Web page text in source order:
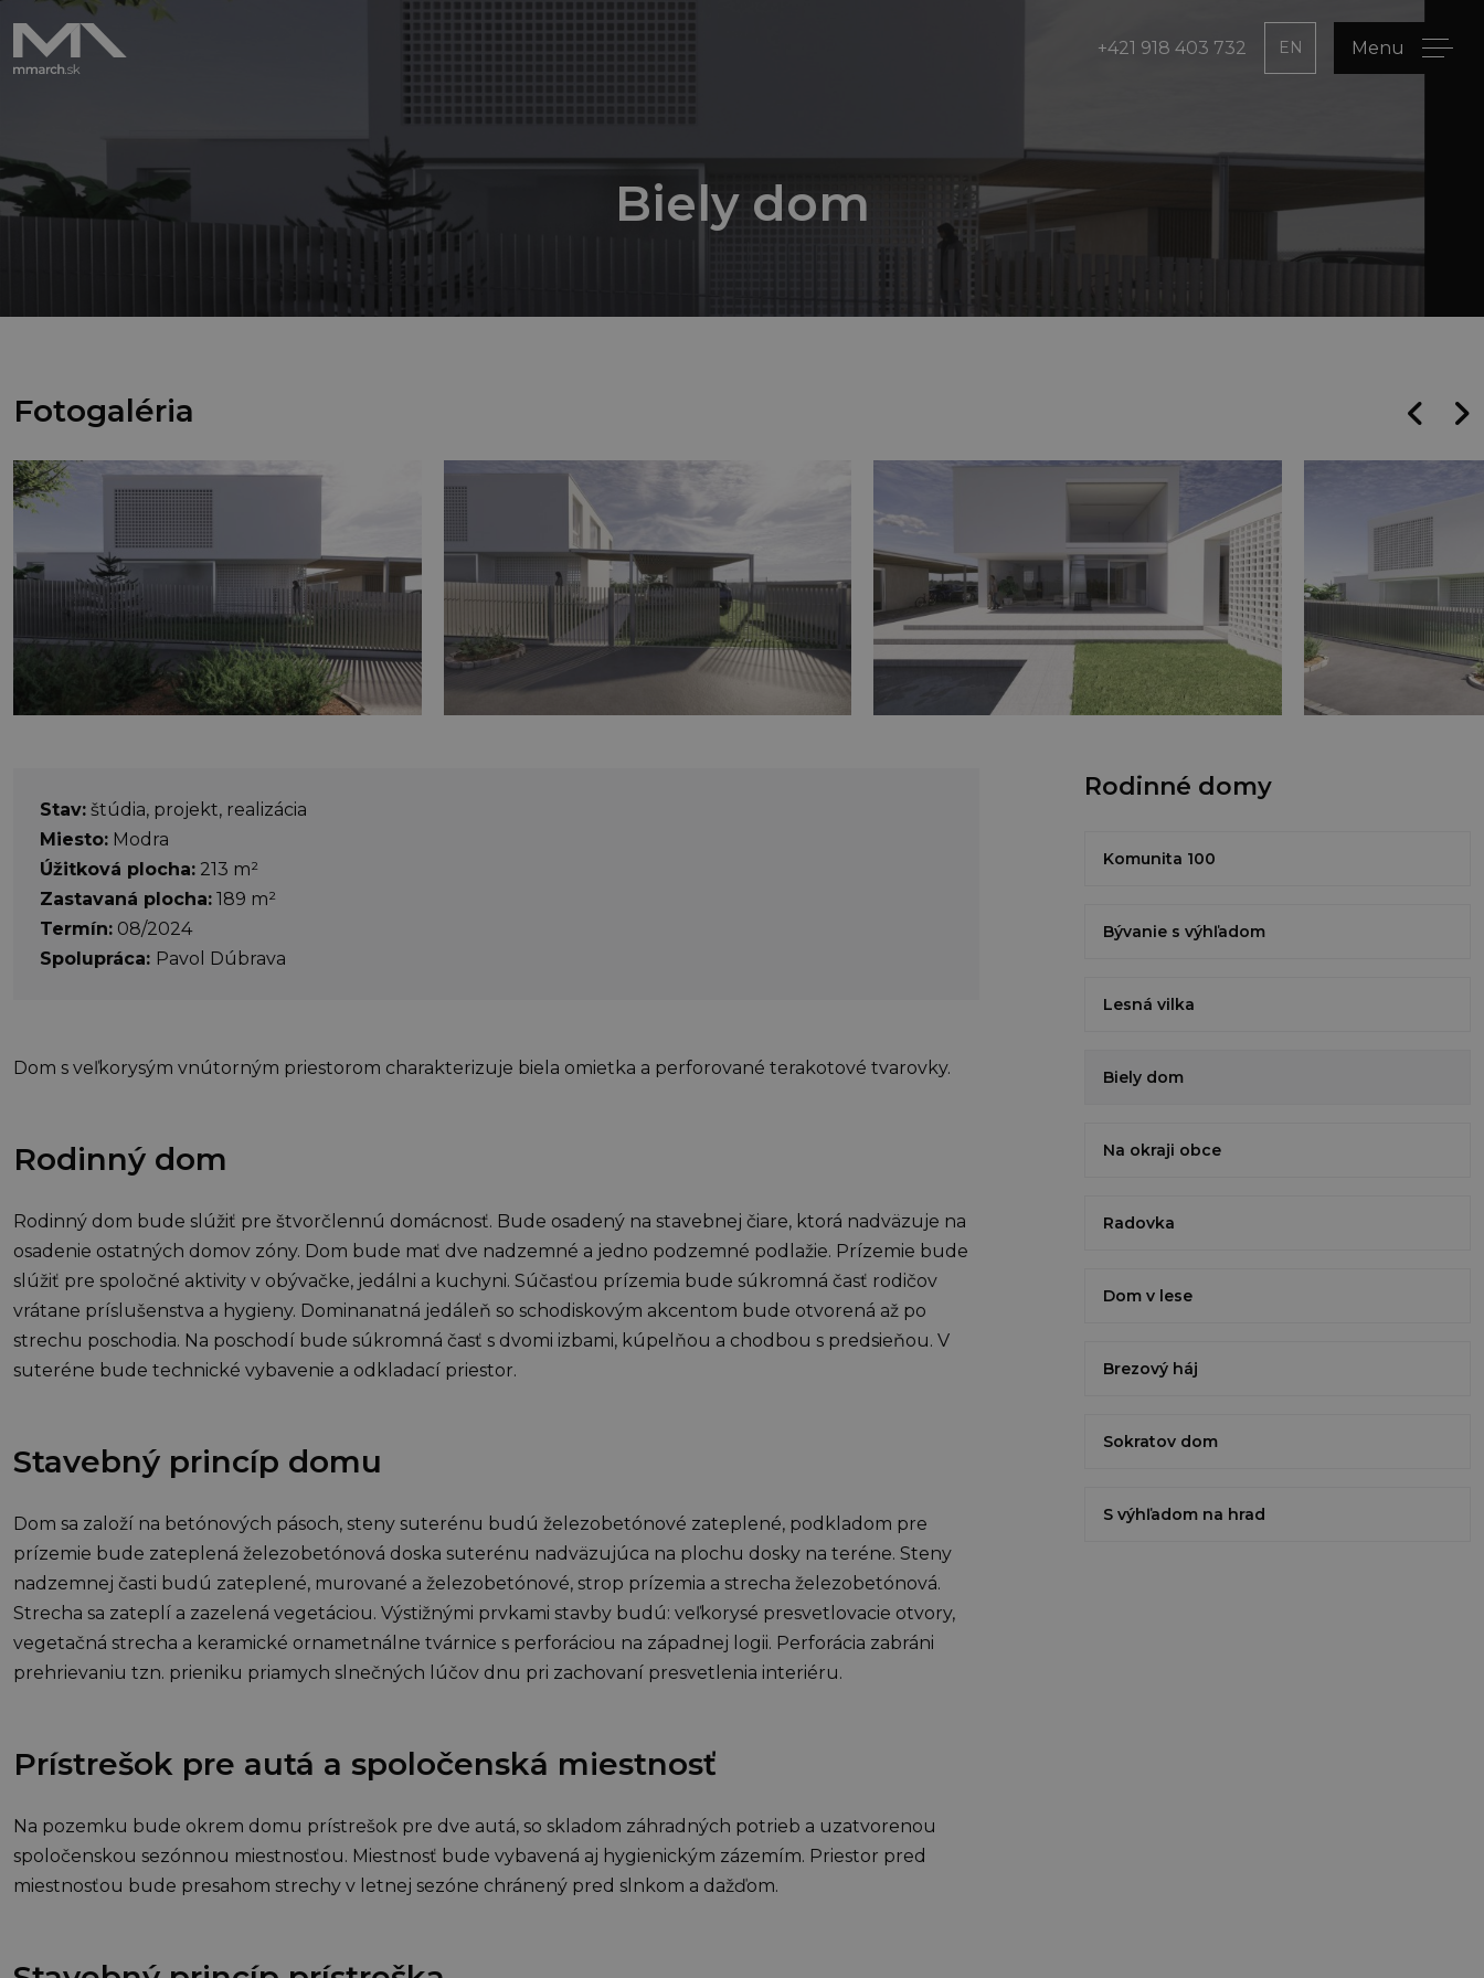
+421 918 403 732 Menu
EN
Biely dom
Fotogaléria
Stav: štúdia, projekt, realizácia
Miesto: Modra
Úžitková plocha: 213 m²
Zastavaná plocha: 189 m²
Termín: 08/2024
Spolupráca: Pavol Dúbrava
Dom s veľkorysým vnútorným priestorom charakterizuje biela omietka a perforované terakotové tvarovky.
Rodinný dom
Rodinný dom bude slúžiť pre štvorčlennú domácnosť. Bude osadený na stavebnej čiare, ktorá nadväzuje na
osadenie ostatných domov zóny. Dom bude mať dve nadzemné a jedno podzemné podlažie. Prízemie bude
slúžiť pre spoločné aktivity v obývačke, jedálni a kuchyni. Súčasťou prízemia bude súkromná časť rodičov
vrátane príslušenstva a hygieny. Dominanatná jedáleň so schodiskovým akcentom bude otvorená až po
strechu poschodia. Na poschodí bude súkromná časť s dvomi izbami, kúpelňou a chodbou s predsieňou. V
suteréne bude technické vybavenie a odkladací priestor.
Stavebný princíp domu
Dom sa založí na betónových pásoch, steny suterénu budú železobetónové zateplené, podkladom pre
prízemie bude zateplená železobetónová doska suterénu nadväzujúca na plochu dosky na teréne. Steny
nadzemnej časti budú zateplené, murované a železobetónové, strop prízemia a strecha železobetónová.
Strecha sa zateplí a zazelená vegetáciou. Výstižnými prvkami stavby budú: veľkorysé presvetlovacie otvory,
vegetačná strecha a keramické ornametnálne tvárnice s perforáciou na západnej logii. Perforácia zabráni
prehrievaniu tzn. prieniku priamych slnečných lúčov dnu pri zachovaní presvetlenia interiéru.
Prístrešok pre autá a spoločenská miestnosť
Na pozemku bude okrem domu prístrešok pre dve autá, so skladom záhradných potrieb a uzatvorenou
spoločenskou sezónnou miestnosťou. Miestnosť bude vybavená aj hygienickým zázemím. Priestor pred
miestnosťou bude presahom strechy v letnej sezóne chránený pred slnkom a dažďom.
Rodinné domy
Komunita 100
Bývanie s výhľadom
Lesná vilka
Biely dom
Na okraji obce
Radovka
Dom v lese
Brezový háj
Sokratov dom
S výhľadom na hrad